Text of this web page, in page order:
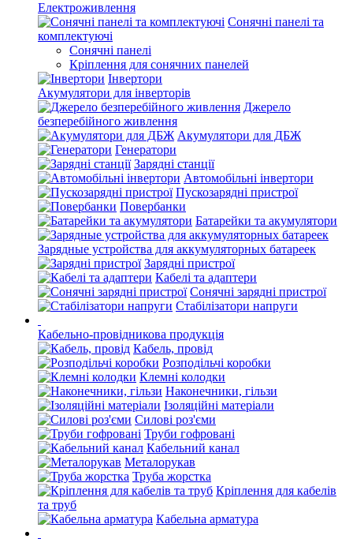
Електроживлення
Сонячні панелі та
комплектуючі
Сонячні панелі
Кріплення для сонячних панелей
Інвертори
Акумулятори для інверторів
Джерело
безперебійного живлення
Акумулятори для ДБЖ
Генератори
Зарядні станції
Автомобільні інвертори
Пускозарядні пристрої
Повербанки
Батарейки та акумулятори
Зарядные устройства для аккумуляторных батареек
Зарядні пристрої
Кабелі та адаптери
Сонячні зарядні пристрої
Стабілізатори напруги
Кабельно-провідникова продукція
Кабель, провід
Розподільчі коробки
Клемні колодки
Наконечники, гільзи
Ізоляційні матеріали
Силові роз'єми
Труби гофровані
Кабельний канал
Металорукав
Труба жорстка
Кріплення для кабелів
та труб
Кабельна арматура